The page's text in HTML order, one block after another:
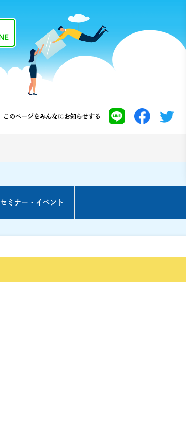
このページをみんなにお知らせする
セミナー・ イベント